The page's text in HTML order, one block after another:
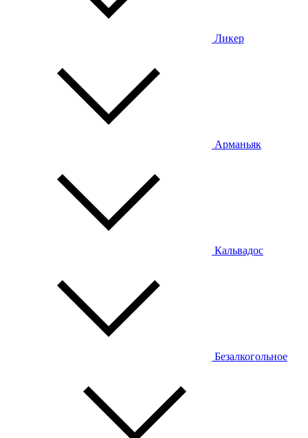
Ликер
Арманьяк
Кальвадос
Безалкогольное